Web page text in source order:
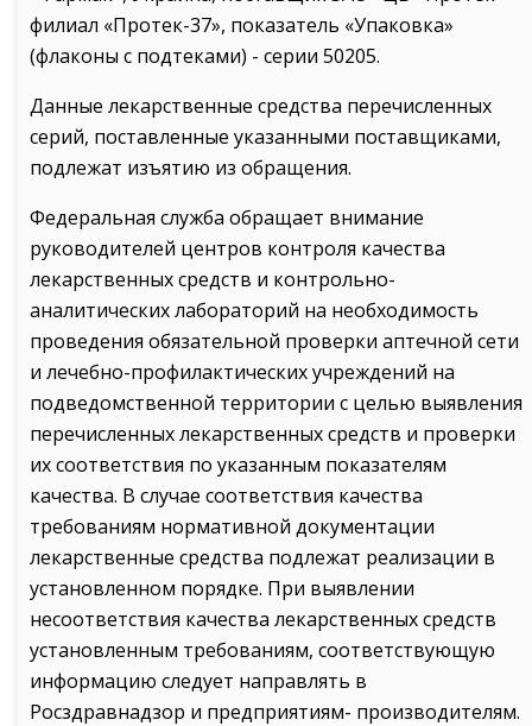
филиал «Протек-37», показатель «Упаковка»
(флаконы с подтеками) - серии 50205.
Данные лекарственные средства перечисленных
серий, поставленные указанными поставщиками,
подлежат изъятию из обращения.
Федеральная служба обращает внимание
руководителей центров контроля качества
лекарственных средств и контрольно-
аналитических лабораторий на необходимость
проведения обязательной проверки аптечной сети
и лечебно-профилактических учреждений на
подведомственной территории с целью выявления
перечисленных лекарственных средств и проверки
их соответствия по указанным показателям
качества. В случае соответствия качества
требованиям нормативной документации
лекарственные средства подлежат реализации в
установленном порядке. При выявлении
несоответствия качества лекарственных средств
установленным требованиям, соответствующую
информацию следует направлять в
Росздравнадзор и предприятиям- производителям.